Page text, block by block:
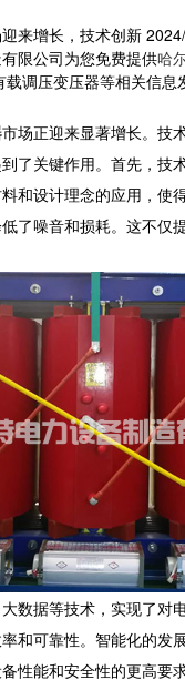
来增长，技术创新
限公司为您免费提供哈
调压变压器等相关信息
市场正迎来显著增长。技
了关键作用。首先，技
和设计理念的应用，使
了噪音和损耗。这不仅
数据等技术，实现了对
和可靠性。智能化的发
性能和安全性的更高要求